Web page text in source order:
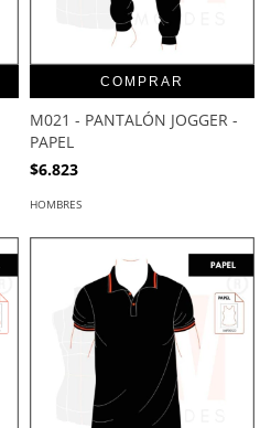
COMPRAR
M021 - PANTALÓN JOGGER -
PAPEL
$6.823
HOMBRES